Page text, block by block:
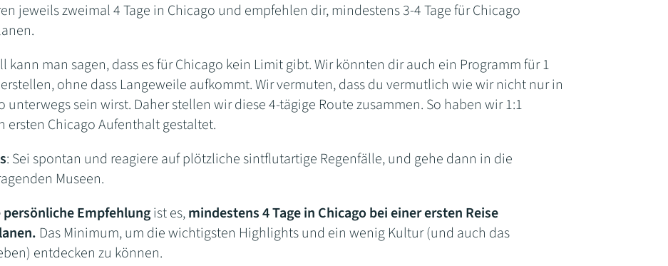
jeweils zweimal 4 Tage in Chicago und empfehlen dir, mindestens 3-4 Tage für Chicago
kann man sagen, dass es für Chicago kein Limit gibt. Wir könnten dir auch ein Programm für 1
ohne dass Langeweile aufkommt. Wir vermuten, dass du vermutlich wie wir nicht nur in
unterwegs sein wirst. Daher stellen wir diese 4-tägige Route zusammen. So haben wir 1:1
ersten Chicago Aufenthalt gestaltet.
: Sei spontan und reagiere auf plötzliche sintflutartige Regenfälle, und gehe dann in die
Museen.
persönliche Empfehlungist es,mindestens 4 Tage in Chicago bei einer ersten Reise
Das Minimum, um die wichtigsten Highlights und ein wenig Kultur (und auch das
entdecken zu können.